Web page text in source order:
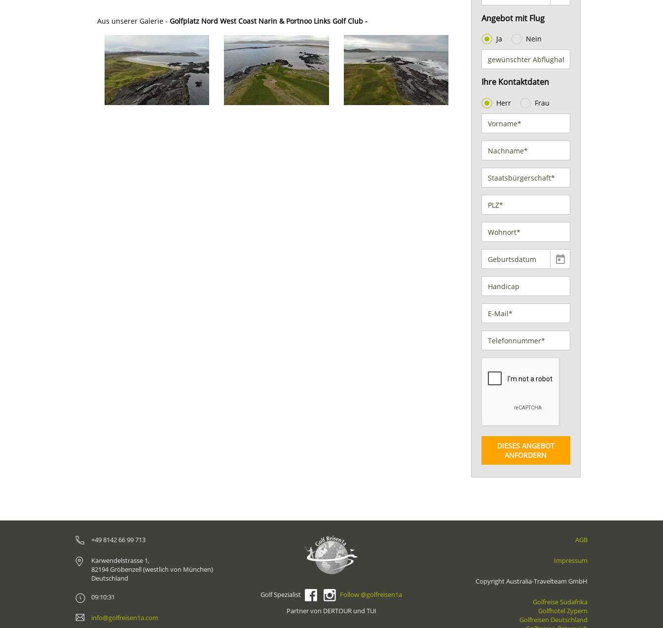
Aus unserer Galerie - Golfplatz Nord West Coast Narin & Portnoo Links Golf Club - Angebot mit Flug
Ja Nein
Ihre Kontaktdaten
Herr Frau
DIESES ANGEBOT
ANFORDERN
+49 8142 66 99 713
Karwendelstrasse 1,
82194 Gröbenzell (westlich von München)
Deutschland
09:10:31
info@golfreisen1a.com
Golf Spezialist
Follow @golfreisen1a
Partner von DERTOUR und TUI
AGB
Impressum
Copyright Australia-Travelteam GmbH
Golfreise Südafrika
Golfhotel Zypern
Golfreisen Deutschland